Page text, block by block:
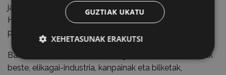
janaria alferrik galtzearen aurka borroka egitea.
Horretarako, elikagaiak jaso eta premia handiena duten
pertsonen artean banatzen ditu.
Bankuak hainbat iturri ditu elikagaiak jasotzeko: besteak
beste, elikagai-industria, kanpainak eta bilketak,
GUZTIAK UKATU
XEHETASUNAK ERAKUTSI